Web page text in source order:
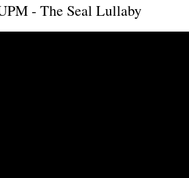
- The Seal Lullaby